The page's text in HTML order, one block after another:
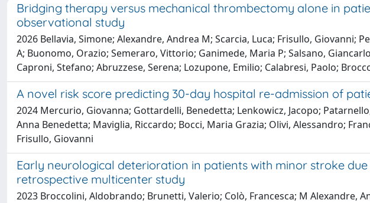
Bridging therapy versus mechanical thrombectomy alone in
observational study
2026 Bellavia, Simone; Alexandre, Andrea M; Scarcia, Luca; Frisullo, Giovanni;
A; Buonomo, Orazio; Semeraro, Vittorio; Ganimede, Maria P; Salsano,
Caproni, Stefano; Abruzzese, Serena; Lozupone, Emilio; Calabresi, Paolo;
A novel risk score predicting 30-day hospital re-admission of
2024 Mercurio, Giovanna; Gottardelli, Benedetta; Lenkowicz, Jacopo;
Anna Benedetta; Maviglia, Riccardo; Bocci, Maria Grazia; Olivi, Alessandro;
Frisullo, Giovanni
Early neurological deterioration in patients with minor stroke
retrospective multicenter study
2023 Broccolini, Aldobrando; Brunetti, Valerio; Colò, Francesca; M Alexandre,